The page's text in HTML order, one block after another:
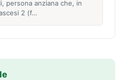
persona anziana che, in
2 (f…